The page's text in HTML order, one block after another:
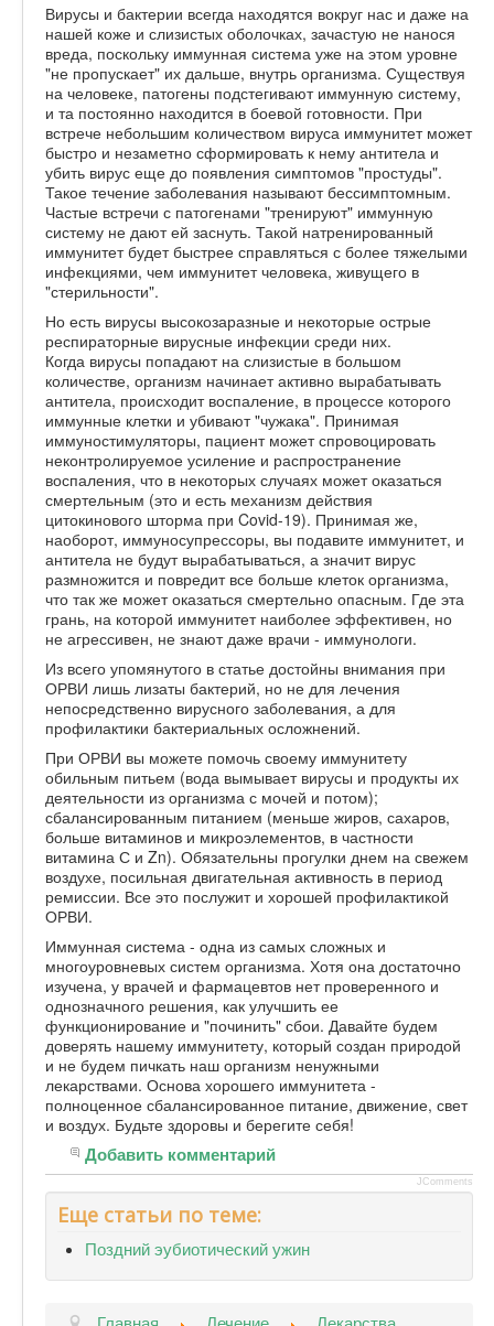
Вирусы и бактерии всегда находятся вокруг нас и даже на
нашей коже и слизистых оболочках, зачастую не нанося
вреда, поскольку иммунная система уже на этом уровне
"не пропускает" их дальше, внутрь организма. Существуя
на человеке, патогены подстегивают иммунную систему,
и та постоянно находится в боевой готовности. При
встрече небольшим количеством вируса иммунитет может
быстро и незаметно сформировать к нему антитела и
убить вирус еще до появления симптомов "простуды".
Такое течение заболевания называют бессимптомным.
Частые встречи с патогенами "тренируют" иммунную
систему не дают ей заснуть. Такой натренированный
иммунитет будет быстрее справляться с более тяжелыми
инфекциями, чем иммунитет человека, живущего в
"стерильности".
Но есть вирусы высокозаразные и некоторые острые
респираторные вирусные инфекции среди них.
Когда вирусы попадают на слизистые в большом
количестве, организм начинает активно вырабатывать
антитела, происходит воспаление, в процессе которого
иммунные клетки и убивают "чужака". Принимая
иммуностимуляторы, пациент может спровоцировать
неконтролируемое усиление и распространение
воспаления, что в некоторых случаях может оказаться
смертельным (это и есть механизм действия
цитокинового шторма при Covid-19). Принимая же,
наоборот, иммуносупрессоры, вы подавите иммунитет, и
антитела не будут вырабатываться, а значит вирус
размножится и повредит все больше клеток организма,
что так же может оказаться смертельно опасным. Где эта
грань, на которой иммунитет наиболее эффективен, но
не агрессивен, не знают даже врачи - иммунологи.
Из всего упомянутого в статье достойны внимания при
ОРВИ лишь лизаты бактерий, но не для лечения
непосредственно вирусного заболевания, а для
профилактики бактериальных осложнений.
При ОРВИ вы можете помочь своему иммунитету
обильным питьем (вода вымывает вирусы и продукты их
деятельности из организма с мочей и потом);
сбалансированным питанием (меньше жиров, сахаров,
больше витаминов и микроэлементов, в частности
витамина С и Zn). Обязательны прогулки днем на свежем
воздухе, посильная двигательная активность в период
ремиссии. Все это послужит и хорошей профилактикой
ОРВИ.
Иммунная система - одна из самых сложных и
многоуровневых систем организма. Хотя она достаточно
изучена, у врачей и фармацевтов нет проверенного и
однозначного решения, как улучшить ее
функционирование и "починить" сбои. Давайте будем
доверять нашему иммунитету, который создан природой
и не будем пичкать наш организм ненужными
лекарствами. Основа хорошего иммунитета -
полноценное сбалансированное питание, движение, свет
и воздух. Будьте здоровы и берегите себя!
Добавить комментарий
JComments
Еще статьи по теме:
Поздний эубиотический ужин